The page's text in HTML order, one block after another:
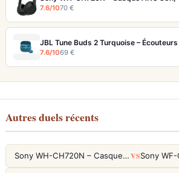
7.6/1070 €
7.6/1069 €
Autres duels récents
Sony WH-CH720N – Casque ANC 35h, Ultra-léger (192g) avec Processeur V1 VS